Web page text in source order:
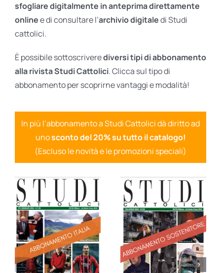
Ares Gift Card
sfogliare digitalmente in anteprima direttamente
onlinee di consultare l’archivio digitaledi Studi
cattolici.
È possibile sottoscriverediversi tipi di abbonamento
alla rivista Studi Cattolici. Clicca sul tipo di
abbonamento per scoprirne vantaggi e modalità!
In più l’abbonamento a Studi Cattolici dà diritto ad
unosconto del 20% su tutto il catalogo!
(Escluso le novità e le promozioni speciali)